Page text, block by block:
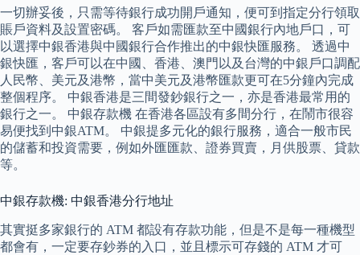
一切辦妥後，只需等待銀行成功開戶通知，便可到指定分行領取
賬戶資料及設置密碼。 客戶如需匯款至中國銀行內地戶口，可
以選擇中銀香港與中國銀行合作推出的中銀快匯服務。 透過中
銀快匯，客戶可以在中國、香港、澳門以及台灣的中銀戶口調配
人民幣、美元及港幣，當中美元及港幣匯款更可在5分鐘內完成
整個程序。 中銀香港是三間發鈔銀行之一，亦是香港最常用的
銀行之一。 中銀存款機 在香港各區設有多間分行，在鬧市很容
易便找到中銀ATM。 中銀提多元化的銀行服務，適合一般市民
的儲蓄和投資需要，例如外匯匯款、證券買賣，月供股票、貸款
等。
中銀存款機: 中銀香港分行地址
其實挺多家銀行的 ATM 都設有存款功能，但是不是每一種機型
都會有，一定要存鈔券的入口，並且標示可存錢的 ATM 才可